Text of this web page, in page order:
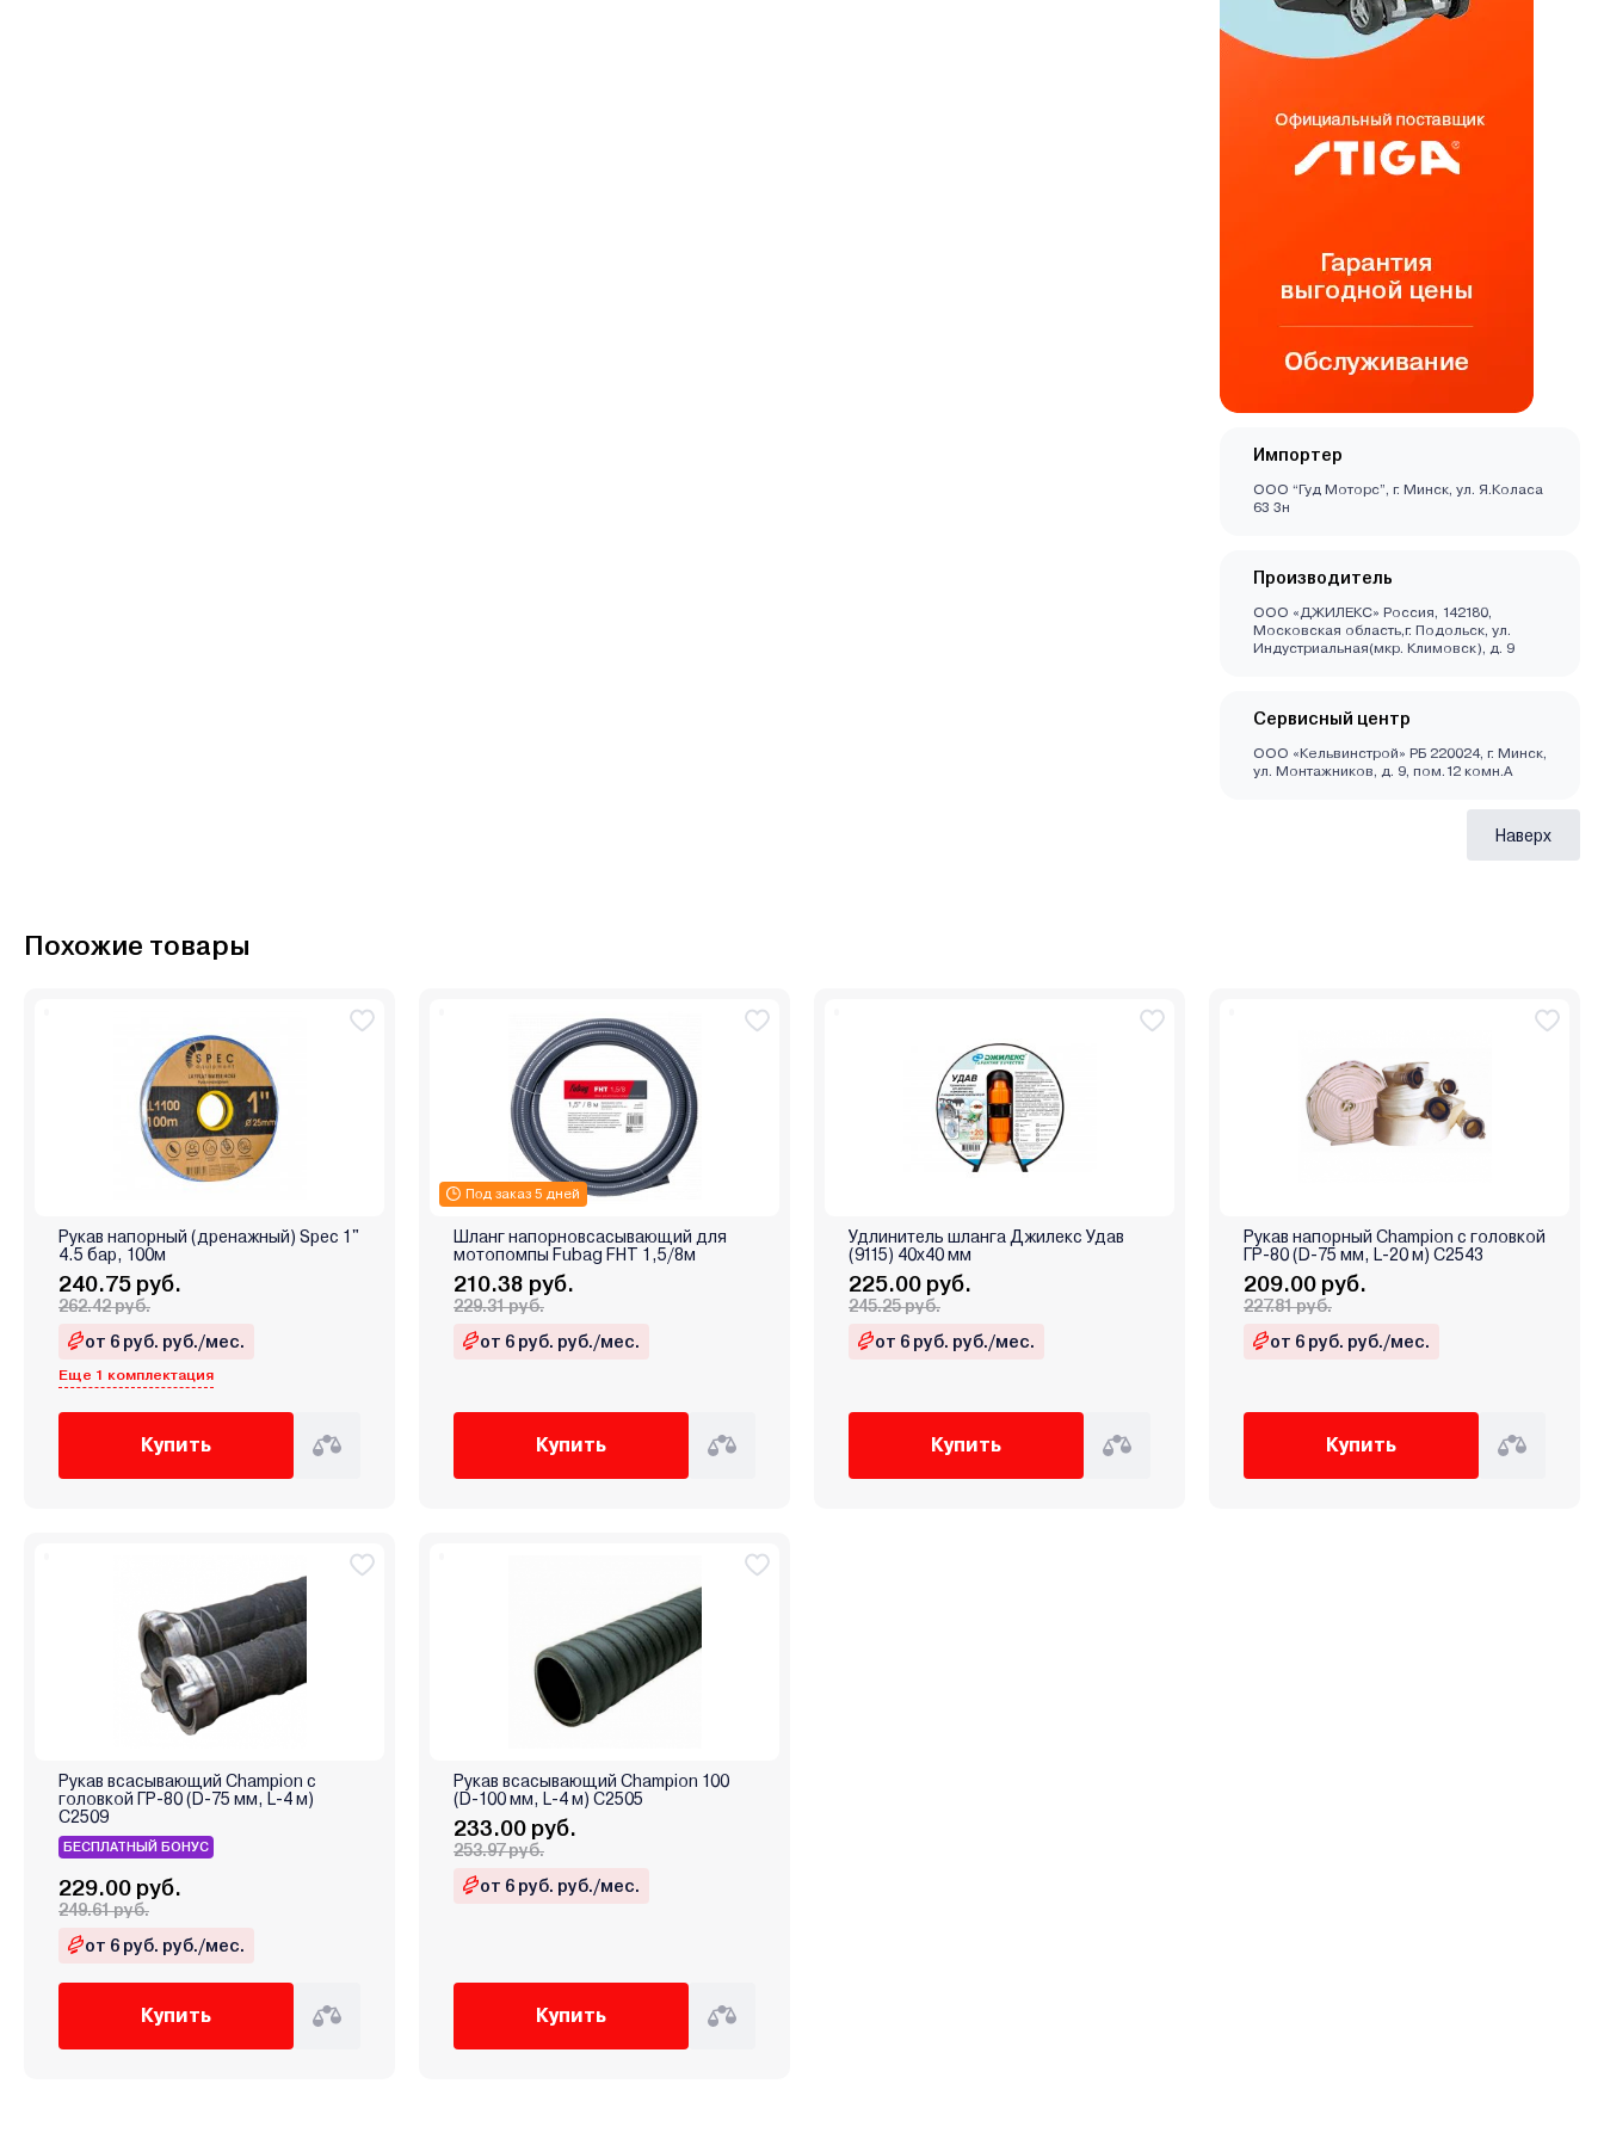
Импортер
ООО “Гуд Моторс”, г. Минск, ул. Я.Коласа
63 3н
Производитель
ООО «ДЖИЛЕКС» Россия, 142180,
Московская область,г. Подольск, ул.
Индустриальная(мкр. Климовск), д. 9
Сервисный центр
ООО «Кельвинстрой» РБ 220024, г. Минск,
ул. Монтажников, д. 9, пом.12 комн.А
Наверх
Похожие товары
Рукав напорный (дренажный) Spec 1"
4.5 бар, 100м
240.75 руб.
262.42 руб.
от 6 руб. руб./мес.
Еще 1 комплектация
Купить
Под заказ 5 дней
Шланг напорновсасывающий для
мотопомпы Fubag FHT 1,5/8м
210.38 руб.
229.31 руб.
от 6 руб. руб./мес.
Купить
Удлинитель шланга Джилекс Удав
(9115) 40х40 мм
225.00 руб.
245.25 руб.
от 6 руб. руб./мес.
Купить
Рукав напорный Champion с головкой
ГР-80 (D-75 мм, L-20 м) C2543
209.00 руб.
227.81 руб.
от 6 руб. руб./мес.
Купить
Рукав всасывающий Champion с
головкой ГР-80 (D-75 мм, L-4 м)
C2509
БЕСПЛАТНЫЙ БОНУС
229.00 руб.
249.61 руб.
от 6 руб. руб./мес.
Купить
Рукав всасывающий Champion 100
(D-100 мм, L-4 м) C2505
233.00 руб.
253.97 руб.
от 6 руб. руб./мес.
Купить